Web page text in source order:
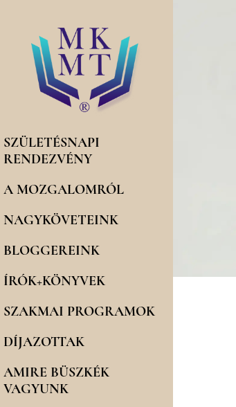
SZÜLETÉSNAPI
RENDEZVÉNY
A MOZGALOMRÓL
NAGYKÖVETEINK
BLOGGEREINK
ÍRÓK+KÖNYVEK
SZAKMAI PROGRAMOK
DÍJAZOTTAK
AMIRE BÜSZKÉK
VAGYUNK